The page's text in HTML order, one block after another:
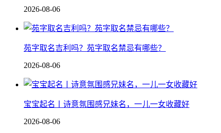
2026-08-06
苑字取名吉利吗？苑字取名禁忌有哪些？
2026-08-06
宝宝起名丨诗意氛围感兄妹名，一儿一女收藏好
2026-08-06